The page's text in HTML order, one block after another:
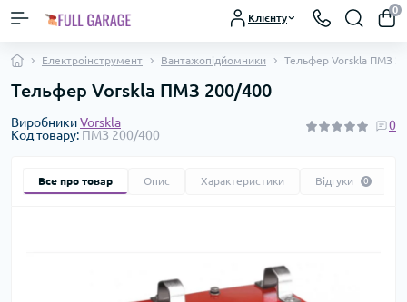
Клієнту
0
Електроінструмент Вантажопідйомники Тельфер Vorskla ПМЗ
Тельфер Vorskla ПМЗ 200/400
ВиробникиVorskla
Код товару: ПМЗ 200/400
0
Все про товар Опис Характеристики Відгуки 0